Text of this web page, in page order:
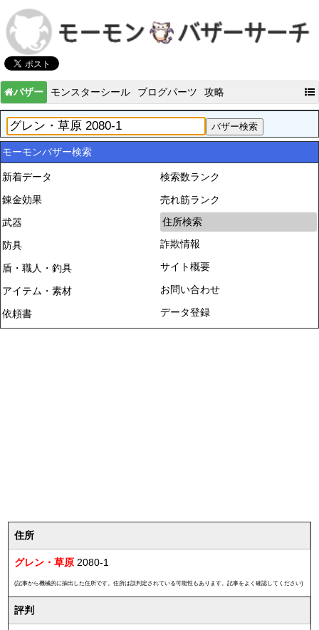
バザー モンスターシール ブログパーツ 攻略
モーモンバザー検索
新着データ
錬金効果
武器
防具
盾・職人・釣具
アイテム・素材
依頼書
検索数ランク
売れ筋ランク
住所検索
詐欺情報
サイト概要
お問い合わせ
データ登録
住所
グレン・草原 2080-1
(記事から機械的に抽出した住所です。住所は誤判定されている可能性もあります。記事をよく確認してください)
評判